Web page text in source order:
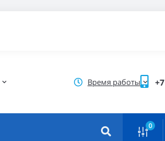
Время работы
0